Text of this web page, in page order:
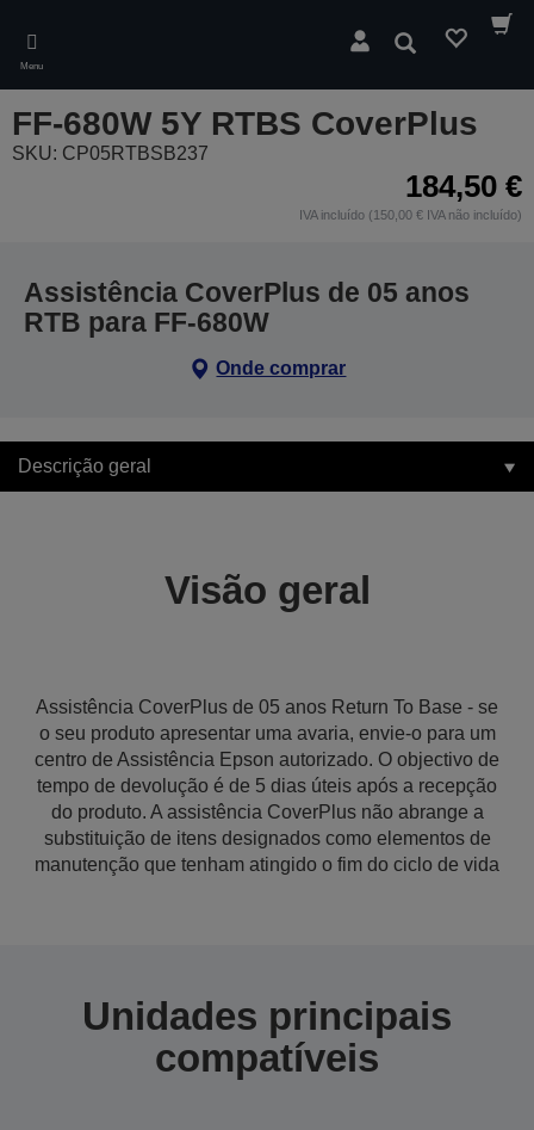
main
content
Menu
Pesquisar
FF-680W 5Y RTBS CoverPlus
SKU: CP05RTBSB237
184,50 €
IVA incluído (150,00 € IVA não incluído)
Assistência CoverPlus de 05 anos
RTB para FF-680W
Onde comprar
Descrição geral
Visão geral
Assistência CoverPlus de 05 anos Return To Base - se
o seu produto apresentar uma avaria, envie-o para um
centro de Assistência Epson autorizado. O objectivo de
tempo de devolução é de 5 dias úteis após a recepção
do produto. A assistência CoverPlus não abrange a
substituição de itens designados como elementos de
manutenção que tenham atingido o fim do ciclo de vida
Unidades principais
compatíveis